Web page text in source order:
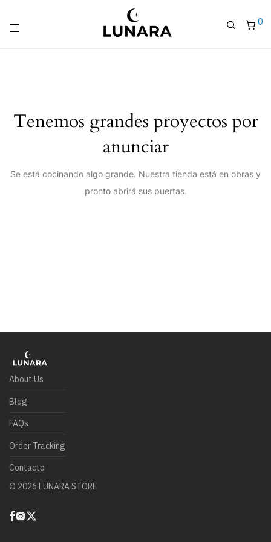
0
Tenemos grandes proyectos por
anunciar
Se está cocinando algo grande. Nuestra tienda está en obras y
pronto abrirá sus puertas.
About Us
Blog
FAQs
Order Tracking
Contacto
© 2026 LUNARA STORE